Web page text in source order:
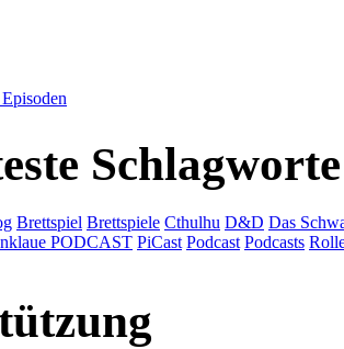
Schlagworte
Brettspiel Brettspiele Cthulhu D&D Das
PODCAST PiCast Podcast Podcasts